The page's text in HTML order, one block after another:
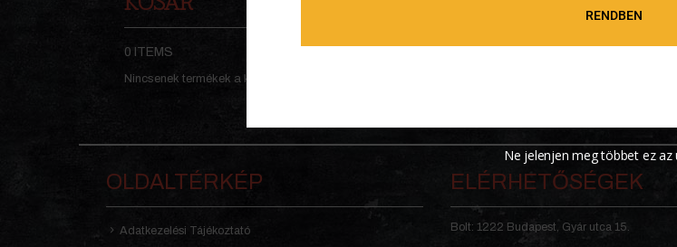
0 ITEMS
Nincsenek termékek a kosárban.
OLDALTÉRKÉP
Adatkezelési Tájékoztató
ELÉRHETŐSÉGEK
Bolt: 1222 Budapest, Gyár utca 15.
RENDBEN
Ne jelenjen meg többet ez az